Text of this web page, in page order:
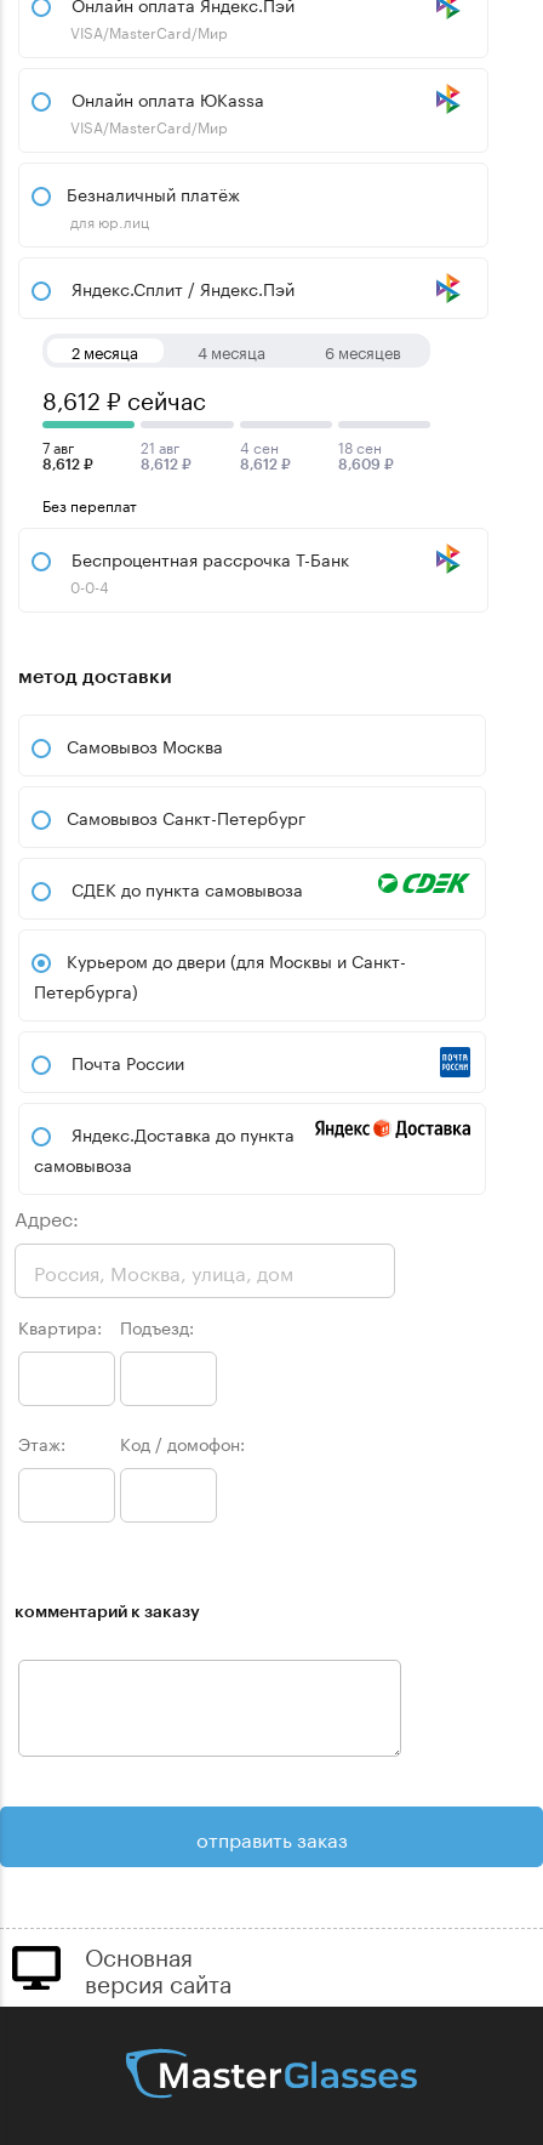
VISA/MasterCard/Мир
Онлайн оплата ЮKassa
VISA/MasterCard/Мир
Безналичный платёж
для юр.лиц
Яндекс.Сплит / Яндекс.Пэй
2 месяца 4 месяца 6 месяцев
8,612 ₽ сейчас
7 авг
8,612 ₽
21 авг
8,612 ₽
4 сен
8,612 ₽
18 сен
8,609 ₽
Без переплат
Беспроцентная рассрочка Т-Банк
0-0-4
метод доставки
Самовывоз Москва
Самовывоз Санкт-Петербург
СДЕК до пункта самовывоза
Курьером до двери (для Москвы и Санкт-
Петербурга)
Почта России
Яндекс.Доставка до пункта
самовывоза
Адрес:
Квартира: Подъезд:
Этаж: Код / домофон:
комментарий к заказу
Основная
версия сайта